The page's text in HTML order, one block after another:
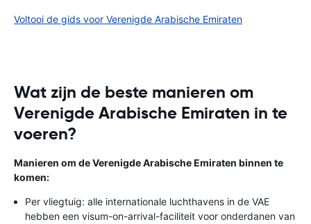
Voltooi de gids voor Verenigde Arabische Emiraten
Wat zijn de beste manieren om
Verenigde Arabische Emiraten in te
voeren?
Manieren om de Verenigde Arabische Emiraten binnen te
komen:
Per vliegtuig: alle internationale luchthavens in de VAE
hebben een visum-on-arrival-faciliteit voor onderdanen van